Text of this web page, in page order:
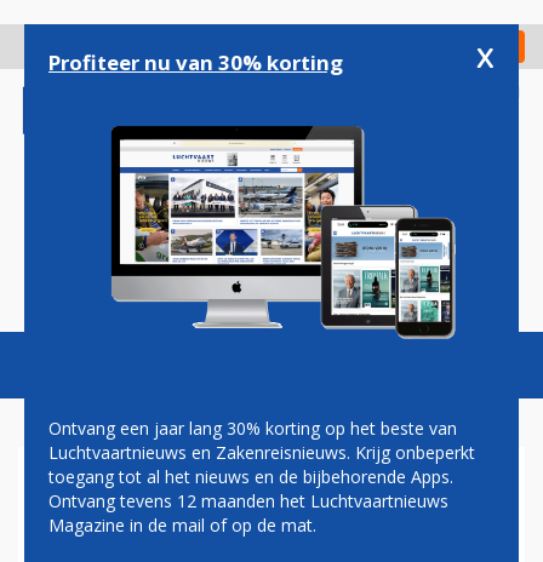
gaan
Check in
Magazine Podcasts Vacatures
WACHTRIJEN OP
LUCHTHAVENS DOOR ACTIES
Profiteer nu van 30% korting x
Ontvang een jaar lang 30% korting op het beste van
Luchtvaartnieuws en Zakenreisnieuws. Krijg onbeperkt
toegang tot al het nieuws en de bijbehorende Apps.
Ontvang tevens 12 maanden het Luchtvaartnieuws
Magazine in de mail of op de mat.